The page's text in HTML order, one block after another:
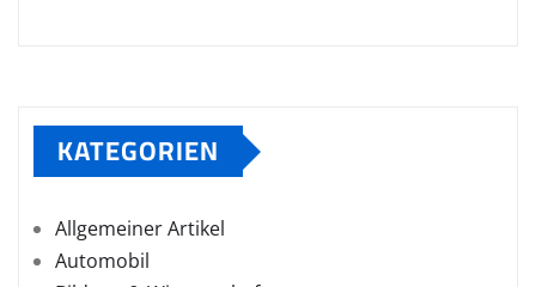
KATEGORIEN
Allgemeiner Artikel
Automobil